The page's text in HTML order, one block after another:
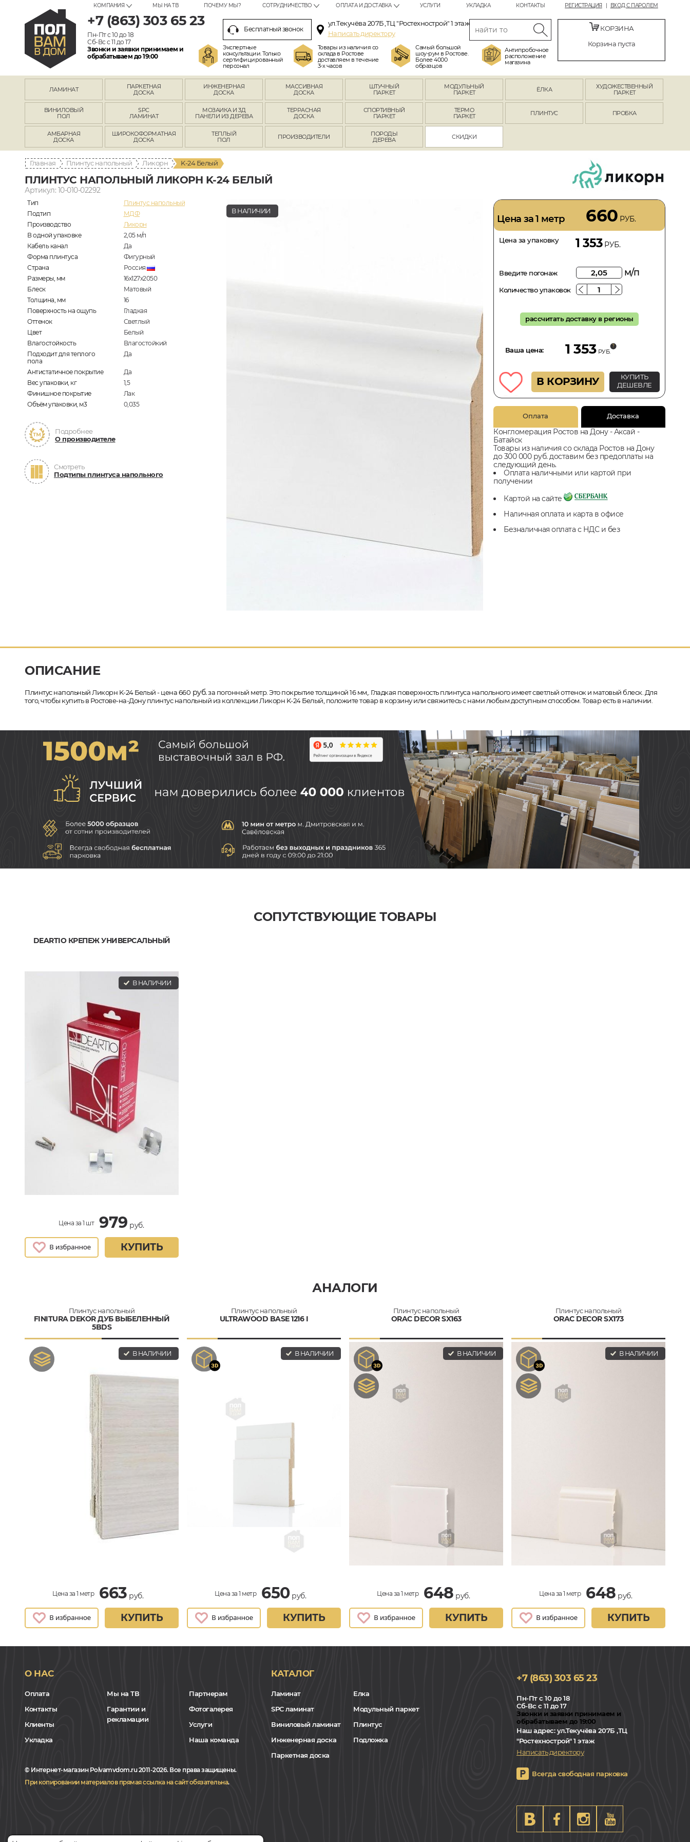
РЕГИСТРАЦИЯ ВХОД С ПАРОЛЕМ
КОМПАНИЯ МЫ НА ТВ ПОЧЕМУ МЫ? СОТРУДНИЧЕСТВО ОПЛАТА И ДОСТАВКА УСЛУГИ УКЛАДКА КОНТАКТЫ
+7 (863) 303 65 23
Пн-Пт с 10 до 18
Сб-Вс с 11 до 17
Звонки и заявки принимаем и
обрабатываем до 19:00
Бесплатный звонок
ул.Текучёва 207Б ,ТЦ "Ростехнострой" 1 этаж
Написать директору
Экспертные
консультации. Только
сертифицированный
персонал
Товары из наличия со
склада в Ростове
доставляем в течение
3-х часов
Самый большой
шоу-рум в Ростове.
Более 4000
образцов
Антипробочное
расположение
магазина
КОРЗИНА
Корзина пуста
ЛАМИНАТ
ПАРКЕТНАЯ
ДОСКА
ИНЖЕНЕРНАЯ
ДОСКА
МАССИВНАЯ
ДОСКА
ШТУЧНЫЙ
ПАРКЕТ
МОДУЛЬНЫЙ
ПАРКЕТ
ЁЛКА
ХУДОЖЕСТВЕННЫЙ
ПАРКЕТ
ВИНИЛОВЫЙ
ПОЛ
SPC
ЛАМИНАТ
МОЗАИКА И 3Д
ПАНЕЛИ ИЗ ДЕРЕВА
ТЕРРАСНАЯ
ДОСКА
СПОРТИВНЫЙ
ПАРКЕТ
ТЕРМО
ПАРКЕТ
ПЛИНТУС ПРОБКА
АМБАРНАЯ
ДОСКА
ШИРОКОФОРМАТНАЯ
ДОСКА
ТЕПЛЫЙ
ПОЛ
ПРОИЗВОДИТЕЛИ
ПОРОДЫ
ДЕРЕВА
СКИДКИ
Главная Плинтус напольный Ликорн K-24 Белый
ПЛИНТУС НАПОЛЬНЫЙ ЛИКОРН K-24 БЕЛЫЙ
Артикул: 10-010-02292
Тип
Плинтус напольный
Подтип
МДФ
Производство
Ликорн
В одной упаковке
2,05 м/п
Кабель канал
Да
Форма плинтуса
Фигурный
Страна
Россия
Размеры, мм
16х127х2050
Блеск
Матовый
Толщина, мм
16
Поверхность на ощупь
Гладкая
Оттенок
Светлый
Цвет
Белый
Влагостойкость
Влагостойкий
Подходит для теплого
пола
Да
Антистатичное покрытие
Да
Вес упаковки, кг
1,5
Финишное покрытие
Лак
Объём упаковки, м3
0,035
Подробнее
О производителе
Смотреть
Подтипы плинтуса напольного
В НАЛИЧИИ
Цена за 1 метр 660 РУБ.
Цена за упаковку 1 353РУБ.
Введите погонаж м/п
Количество упаковок
рассчитать доставку в регионы
Ваша цена: 1 353 РУБ.
В КОРЗИНУ
КУПИТЬ
ДЕШЕВЛЕ
Оплата Доставка
Конгломерация Ростов на Дону - Аксай -
Батайск
Товары из наличия со склада Ростов на Дону
до 300 000 руб. доставим без предоплаты на
следующий день.
Оплата наличными или картой при
получении
Картой на сайте
Наличная оплата и карта в офисе
Безналичная оплата с НДС и без
ОПИСАНИЕ
Плинтус напольный Ликорн K-24 Белый - цена 660 руб.за погонный метр. Это покрытие толщиной 16 мм,. Гладкая поверхность плинтуса напольного имеет светлый оттенок и матовый блеск. Для
того, чтобы купить в Ростове-на-Дону плинтус напольный из коллекции Ликорн K-24 Белый, положите товар в корзину или свяжитесь с нами любым доступным способом. Товар есть в наличии.
СОПУТСТВУЮЩИЕ ТОВАРЫ
DEARTIO КРЕПЕЖ УНИВЕРСАЛЬНЫЙ
В НАЛИЧИИ
Цена за 1 шт 979 руб.
КУПИТЬ
АНАЛОГИ
Плинтус напольный
FINITURA DEKOR ДУБ ВЫБЕЛЕННЫЙ
5BDS
В НАЛИЧИИ
Цена за 1 метр 663 руб.
КУПИТЬ
Плинтус напольный
ULTRAWOOD BASE 1216 I
В НАЛИЧИИ
Цена за 1 метр 650руб.
КУПИТЬ
Плинтус напольный
ORAC DECOR SX163
В НАЛИЧИИ
Цена за 1 метр 648 руб.
КУПИТЬ
Плинтус напольный
ORAC DECOR SX173
В НАЛИЧИИ
Цена за 1 метр 648 руб.
КУПИТЬ
О НАС
Оплата
Контакты
Клиенты
Укладка
Мы на ТВ
Гарантии и
рекламации
Партнерам
Фотогалерея
Услуги
Наша команда
КАТАЛОГ
Ламинат
SPC ламинат
Виниловый ламинат
Инженерная доска
Паркетная доска
Елка
Модульный паркет
Плинтус
Подложка
+7 (863) 303 65 23
Пн-Пт с 10 до 18
Сб-Вс с 11 до 17
Звонки и заявки принимаем и
обрабатываем до 19:00
Наш адрес:ул.Текучёва 207Б ,ТЦ
"Ростехнострой" 1 этаж
Написать директору
Всегда свободная парковка
© Интернет-магазин Polvamvdom.ru 2011-2026. Все права защищены.
При копировании материалов прямая ссылка на сайт обязательна.